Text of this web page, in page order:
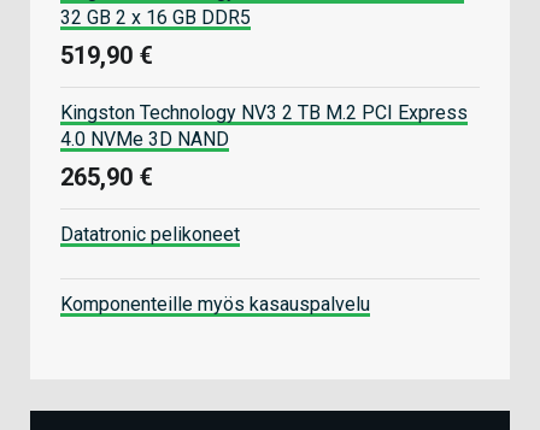
32 GB 2 x 16 GB DDR5
519,90 €
Kingston Technology NV3 2 TB M.2 PCI Express
4.0 NVMe 3D NAND
265,90 €
Datatronic pelikoneet
Komponenteille myös kasauspalvelu